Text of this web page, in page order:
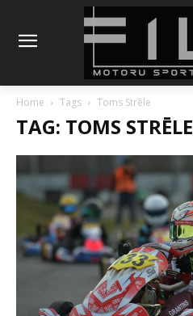
Home Tags Toms Strēle
TAG: TOMS STRĒLE